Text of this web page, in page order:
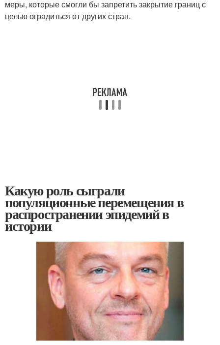
меры, которые смогли бы запретить закрытие границ с
целью оградиться от других стран.
Какую роль сыграли
популяционные перемещения в
распространении эпидемий в
истории